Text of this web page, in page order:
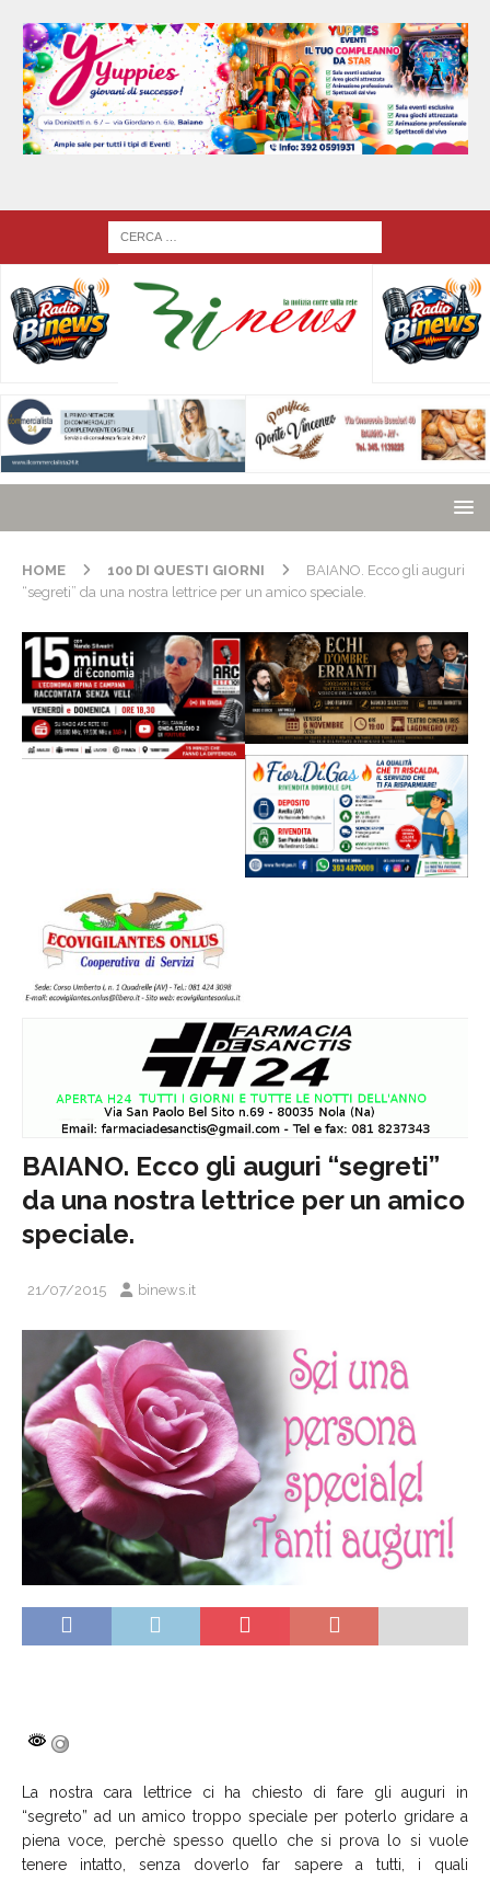
HOME 100 DI QUESTI GIORNI
BAIANO. Ecco gli auguri
“segreti” da una nostra lettrice per un amico speciale.
BAIANO. Ecco gli auguri “segreti”
da una nostra lettrice per un amico
speciale.
21/07/2015 binews.it
La nostra cara lettrice ci ha chiesto di fare gli auguri in
“segreto” ad un amico troppo speciale per poterlo gridare a
piena voce, perchè spesso quello che si prova lo si vuole
tenere intatto, senza doverlo far sapere a tutti, i quali